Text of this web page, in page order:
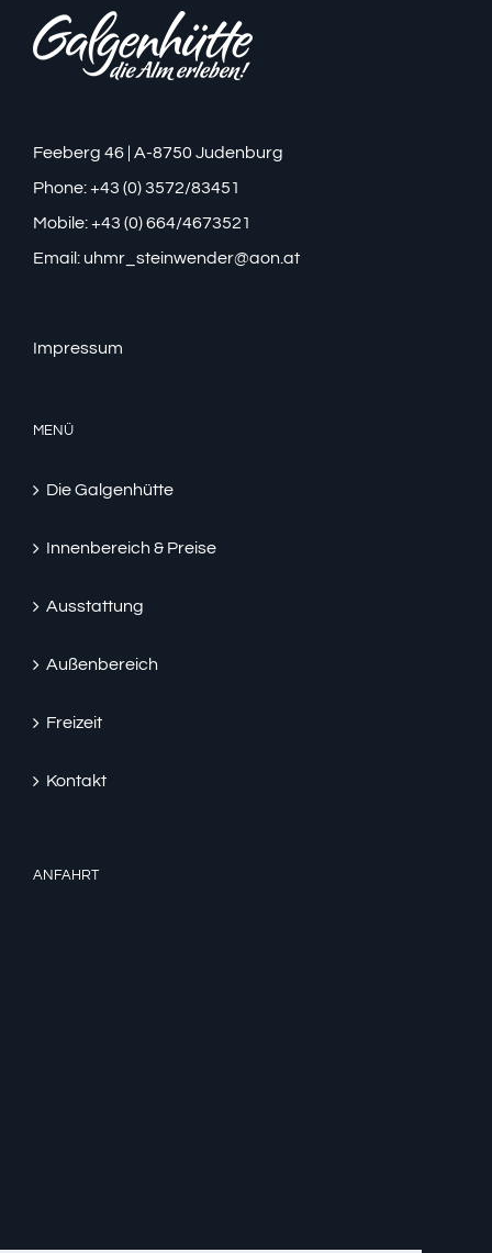
Feeberg 46 | A-8750 Judenburg
Phone: +43 (0) 3572/83451
Mobile: +43 (0) 664/4673521
Email: uhmr_steinwender@aon.at
Impressum
MENÜ
Die Galgenhütte
Innenbereich & Preise
Ausstattung
Außenbereich
Freizeit
Kontakt
ANFAHRT